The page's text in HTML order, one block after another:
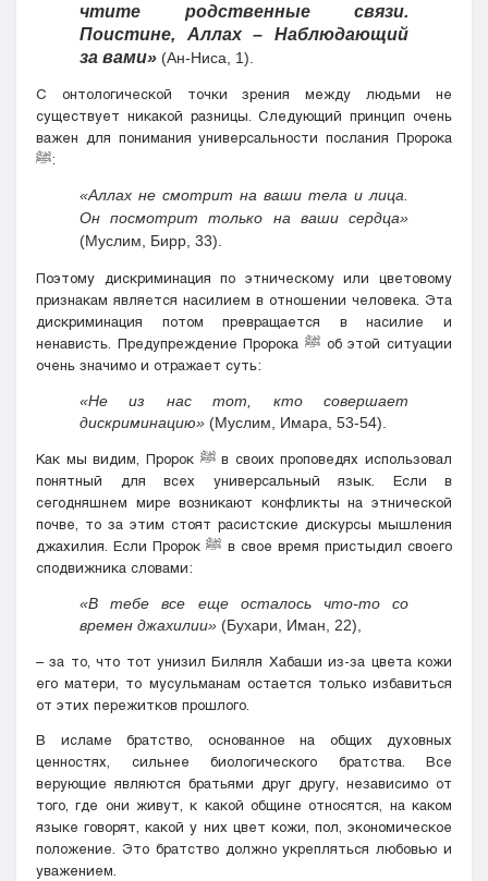
чтите родственные связи.
Поистине, Аллах – Наблюдающий
за вами» (Ан-Ниса, 1).
С онтологической точки зрения между людьми не
существует никакой разницы. Следующий принцип очень
важен для понимания универсальности послания Пророка
ﷺ:
«Аллах не смотрит на ваши тела и лица.
Он посмотрит только на ваши сердца»
(Муслим, Бирр, 33).
Поэтому дискриминация по этническому или цветовому
признакам является насилием в отношении человека. Эта
дискриминация потом превращается в насилие и
ненависть. Предупреждение Пророка ﷺ об этой ситуации
очень значимо и отражает суть:
«Не из нас тот, кто совершает
дискриминацию» (Муслим, Имара, 53-54).
Как мы видим, Пророк ﷺ в своих проповедях использовал
понятный для всех универсальный язык. Если в
сегодняшнем мире возникают конфликты на этнической
почве, то за этим стоят расистские дискурсы мышления
джахилия. Если Пророк ﷺ в свое время пристыдил своего
сподвижника словами:
«В тебе все еще осталось что-то со
времен джахилии» (Бухари, Иман, 22),
– за то, что тот унизил Биляля Хабаши из-за цвета кожи
его матери, то мусульманам остается только избавиться
от этих пережитков прошлого.
В исламе братство, основанное на общих духовных
ценностях, сильнее биологического братства. Все
верующие являются братьями друг другу, независимо от
того, где они живут, к какой общине относятся, на каком
языке говорят, какой у них цвет кожи, пол, экономическое
положение. Это братство должно укрепляться любовью и
уважением.